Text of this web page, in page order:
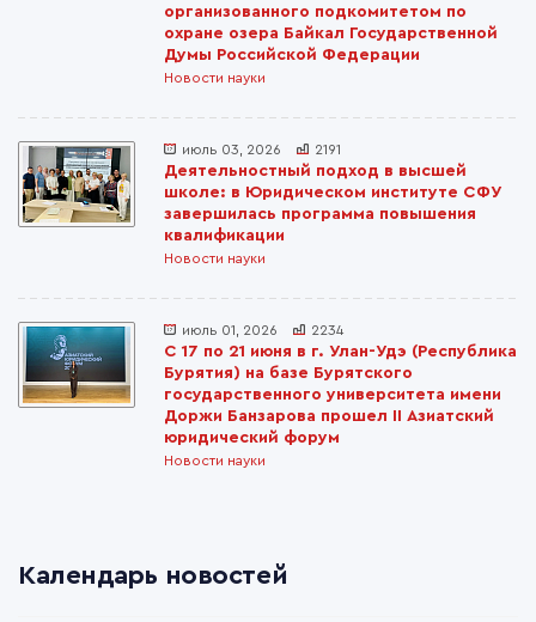
организованного подкомитетом по
охране озера Байкал Государственной
Думы Российской Федерации
Новости науки
июль 03, 2026 2191
Деятельностный подход в высшей
школе: в Юридическом институте СФУ
завершилась программа повышения
квалификации
Новости науки
июль 01, 2026 2234
С 17 по 21 июня в г. Улан-Удэ (Республика
Бурятия) на базе Бурятского
государственного университета имени
Доржи Банзарова прошел II Азиатский
юридический форум
Новости науки
Календарь новостей